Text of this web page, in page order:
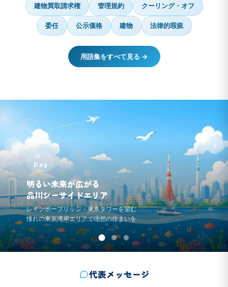
建物買取請求権 管理規約 クーリング・オフ
委任 公示価格 建物 法律的瑕疵
用語集をすべて見る →
Day
明るい未来が広がる
品川シーサイドエリア
レインボーブリッジ・東京タワーを望む
憧れの東京湾岸エリアで理想の住まいを
‹ ›
代表メッセージ